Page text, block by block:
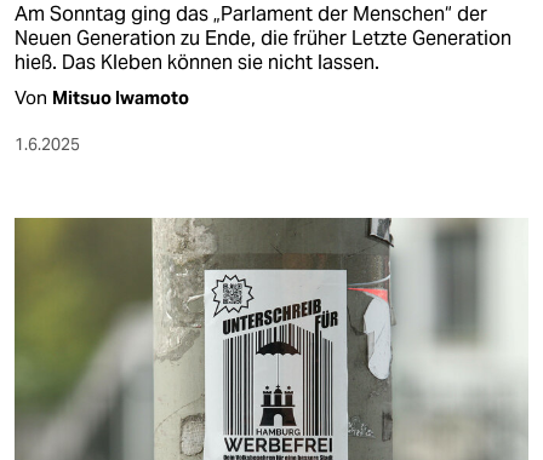
verlag
verlag
unterstützen
genossenschaft
epaper login
Am Sonntag ging das „Parlament der Menschen“ der
Neuen Generation zu Ende, die früher Letzte Generation
hieß. Das Kleben können sie nicht lassen.
Von Mitsuo Iwamoto
1.6.2025